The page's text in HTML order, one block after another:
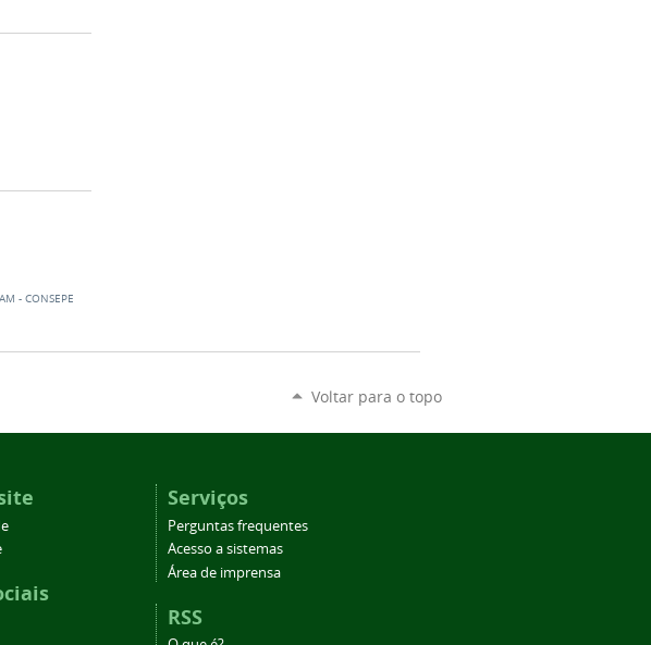
- CONSEPE
Voltar para o topo
Serviços
Perguntas frequentes
Acesso a sistemas
Área de imprensa
RSS